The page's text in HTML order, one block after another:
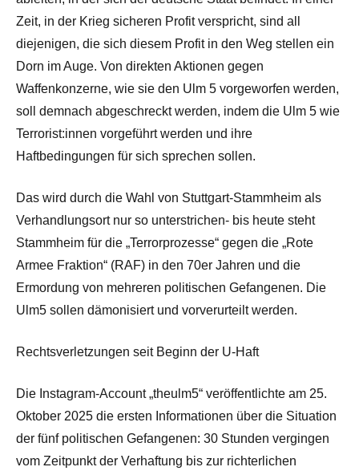
Zeit, in der Krieg sicheren Profit verspricht, sind all
diejenigen, die sich diesem Profit in den Weg stellen ein
Dorn im Auge. Von direkten Aktionen gegen
Waffenkonzerne, wie sie den Ulm 5 vorgeworfen werden,
soll demnach abgeschreckt werden, indem die Ulm 5 wie
Terrorist:innen vorgeführt werden und ihre
Haftbedingungen für sich sprechen sollen.
Das wird durch die Wahl von Stuttgart-Stammheim als
Verhandlungsort nur so unterstrichen- bis heute steht
Stammheim für die „Terrorprozesse“ gegen die „Rote
Armee Fraktion“ (RAF) in den 70er Jahren und die
Ermordung von mehreren politischen Gefangenen. Die
Ulm5 sollen dämonisiert und vorverurteilt werden.
Rechtsverletzungen seit Beginn der U-Haft
Die Instagram-Account „theulm5“ veröffentlichte am 25.
Oktober 2025 die ersten Informationen über die Situation
der fünf politischen Gefangenen: 30 Stunden vergingen
vom Zeitpunkt der Verhaftung bis zur richterlichen